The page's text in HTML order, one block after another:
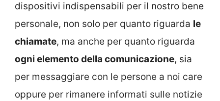
dispositivi indispensabili per il nostro bene
personale, non solo per quanto riguarda le
chiamate, ma anche per quanto riguarda
ogni elemento della comunicazione, sia
per messaggiare con le persone a noi care
oppure per rimanere informati sulle notizie